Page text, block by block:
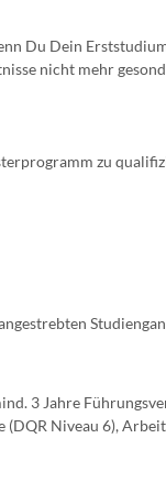
Du Dein
nicht mehr
zu
3 Jahre
Niveau 6),